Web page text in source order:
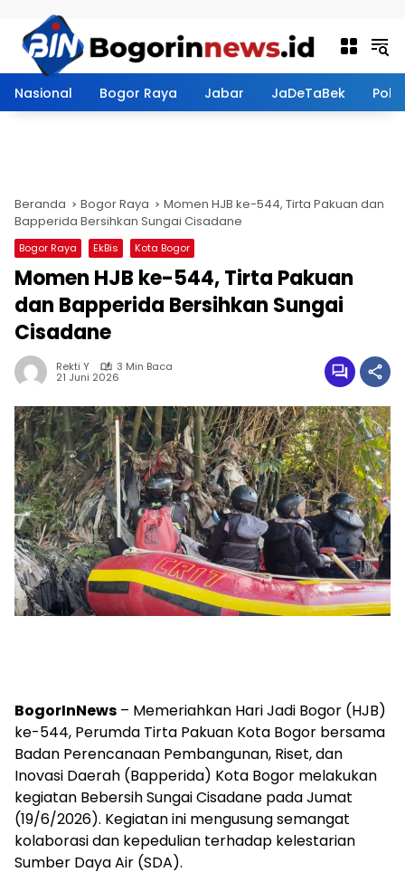
Nasional Bogor Raya Jabar JaDeTaBek
Beranda Bogor Raya
Momen HJB ke-544, Tirta Pakuan dan
Bapperida Bersihkan Sungai Cisadane
Bogor Raya EkBis Kota Bogor
Momen HJB ke-544, Tirta Pakuan
dan Bapperida Bersihkan Sungai
Cisadane
Rekti Y 3 Min Baca
21 Juni 2026
BogorInNews – Memeriahkan Hari Jadi Bogor (HJB)
ke-544, Perumda Tirta Pakuan Kota Bogor bersama
Badan Perencanaan Pembangunan, Riset, dan
Inovasi Daerah (Bapperida) Kota Bogor melakukan
kegiatan Bebersih Sungai Cisadane pada Jumat
(19/6/2026). Kegiatan ini mengusung semangat
kolaborasi dan kepedulian terhadap kelestarian
Sumber Daya Air (SDA).